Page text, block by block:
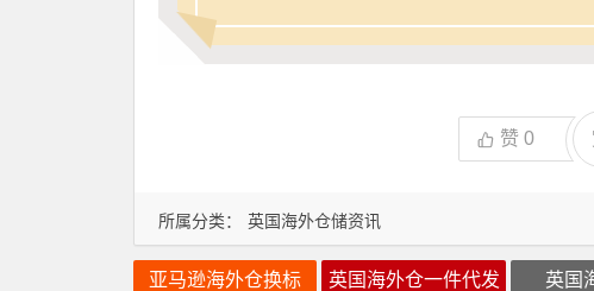
所属分类： 英国海外仓储资讯
赞 0
亚马逊海外仓换标 英国海外仓一件代发 英国